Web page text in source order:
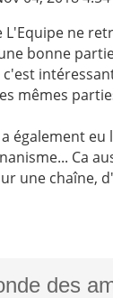
L'Equipe ne
bonne
mêmes
également
Ca
une chaîne,
des